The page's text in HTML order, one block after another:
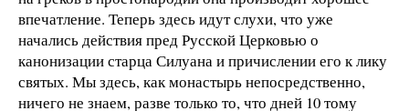
впечатление. Теперь здесь идут слухи, что уже
начались действия пред Русской Церковью о
канонизации старца Силуана и причислении его к лику
святых. Мы здесь, как монастырь непосредственно,
ничего не знаем, разве только то, что дней 10 тому